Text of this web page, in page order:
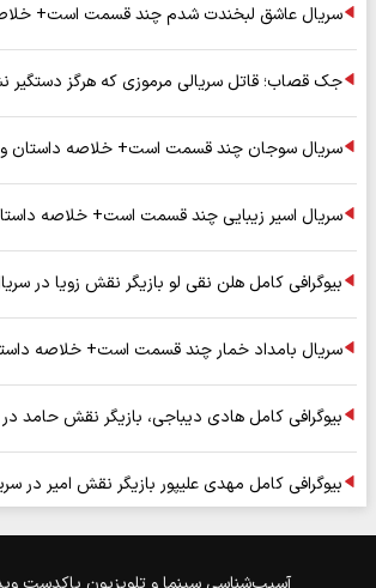
سریال عاشق لبخندت شدم چند قسمت است+
جک قصاب؛ قاتل سریالی مرموزی که هرگز دستگیر
سریال سوجان چند قسمت است+ خلاصه داستان و
سریال اسیر زیبایی چند قسمت است+ خلاصه
بیوگرافی کامل هلن نقی لو بازیگر نقش زویا در
سریال بامداد خمار چند قسمت است+ خلاصه
بیوگرافی کامل هادی دیباجی، بازیگر نقش حامد
بیوگرافی کامل مهدی علیپور بازیگر نقش امیر در